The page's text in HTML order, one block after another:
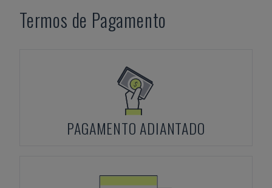
Termos de Pagamento
PAGAMENTO ADIANTADO